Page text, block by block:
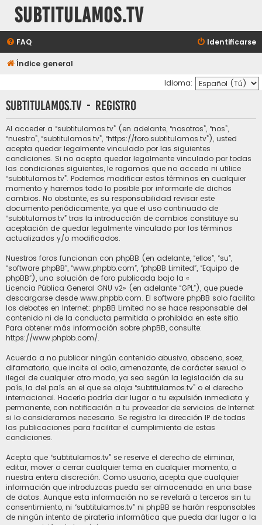
subtitulamos.tv
FAQ Identificarse
Índice general
Idioma:
subtitulamos.tv - Registro
Al acceder a “subtitulamos.tv” (en adelante, “nosotros”, “nos”,
“nuestro”, “subtitulamos.tv”, “https://foro.subtitulamos.tv”), usted
acepta quedar legalmente vinculado por las siguientes
condiciones. Si no acepta quedar legalmente vinculado por todas
las condiciones siguientes, le rogamos que no acceda ni utilice
“subtitulamos.tv”. Podemos modificar estos términos en cualquier
momento y haremos todo lo posible por informarle de dichos
cambios. No obstante, es su responsabilidad revisar este
documento periódicamente, ya que el uso continuado de
“subtitulamos.tv” tras la introducción de cambios constituye su
aceptación de quedar legalmente vinculado por los términos
actualizados y/o modificados.
Nuestros foros funcionan con phpBB (en adelante, “ellos”, “su”,
“software phpBB”, “www.phpbb.com”, “phpBB Limited”, “Equipo de
phpBB”), una solución de foro publicada bajo la «
Licencia Pública General GNU v2» (en adelante “GPL”), que puede
descargarse desde www.phpbb.com. El software phpBB solo facilita
los debates en Internet; phpBB Limited no se hace responsable del
contenido ni de la conducta permitida o prohibida en este sitio.
Para obtener más información sobre phpBB, consulte:
https://www.phpbb.com/.
Acuerda a no publicar ningún contenido abusivo, obsceno, soez,
difamatorio, que incite al odio, amenazante, de carácter sexual o
ilegal de cualquier otro modo, ya sea según la legislación de su
país, la del país en el que se aloja “subtitulamos.tv” o el derecho
internacional. Hacerlo podría dar lugar a tu expulsión inmediata y
permanente, con notificación a tu proveedor de servicios de Internet
si lo consideramos necesario. Se registra la dirección IP de todas
las publicaciones para facilitar el cumplimiento de estas
condiciones.
Acepta que “subtitulamos.tv” se reserve el derecho de eliminar,
editar, mover o cerrar cualquier tema en cualquier momento, a
nuestra entera discreción. Como usuario, acepta que cualquier
información que introduzcas pueda ser almacenada en una base
de datos. Aunque esta información no se revelará a terceros sin tu
consentimiento, ni “subtitulamos.tv” ni phpBB se harán responsables
de ningún intento de piratería informática que pueda dar lugar a la